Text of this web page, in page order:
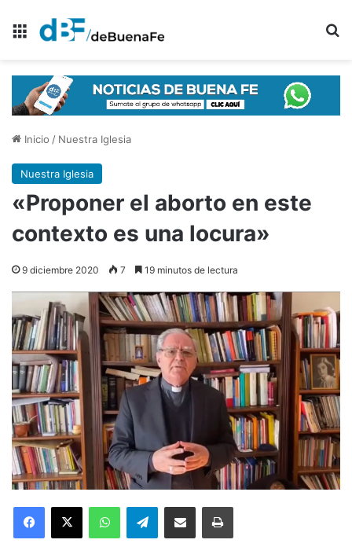
Menú
Inicio / Nuestra Iglesia
Nuestra Iglesia
«Proponer el aborto en este
contexto es una locura»
9 diciembre 2020 7 19 minutos de lectura
Telegram